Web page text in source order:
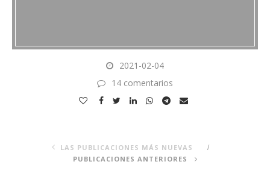
2021-02-04
14 comentarios
LAS PUBLICACIONES MÁS NUEVAS
PUBLICACIONES ANTERIORES